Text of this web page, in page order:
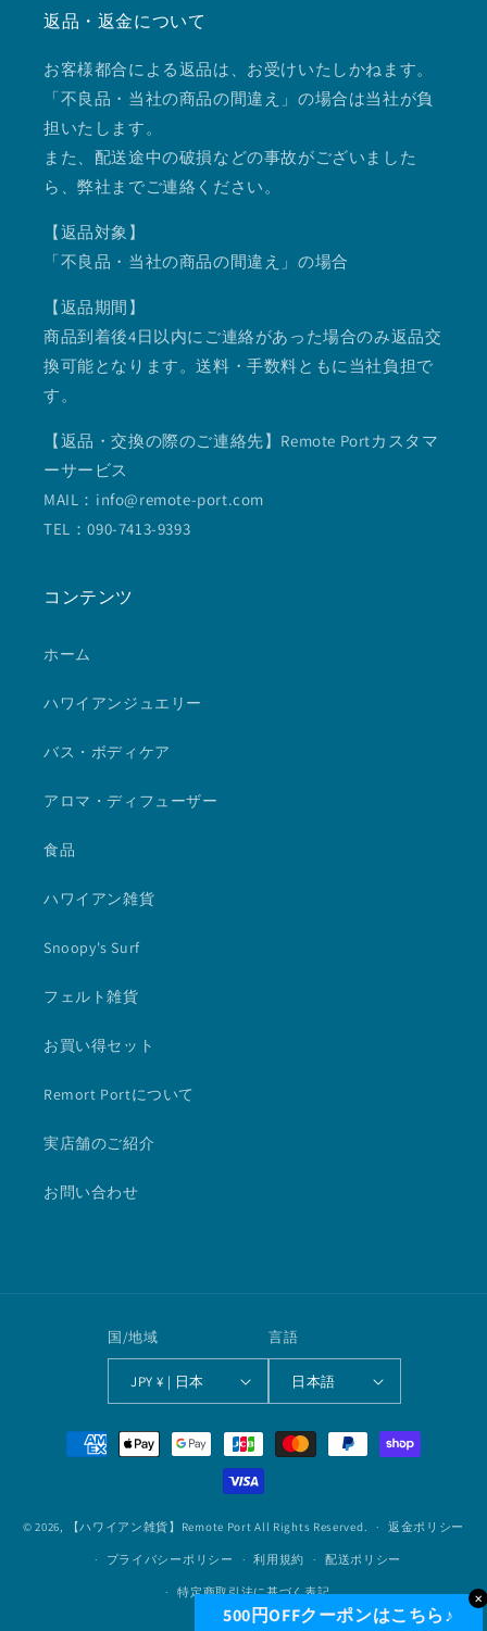
返品・返金について
お客様都合による返品は、お受けいたしかねます。
「不良品・当社の商品の間違え」の場合は当社が負
担いたします。
また、配送途中の破損などの事故がございました
ら、弊社までご連絡ください。
【返品対象】
「不良品・当社の商品の間違え」の場合
【返品期間】
商品到着後4日以内にご連絡があった場合のみ返品交
換可能となります。送料・手数料ともに当社負担で
す。
【返品・交換の際のご連絡先】Remote Portカスタマ
ーサービス
MAIL：info@remote-port.com
TEL：090-7413-9393
コンテンツ
ホーム
ハワイアンジュエリー
バス・ボディケア
アロマ・ディフューザー
食品
ハワイアン雑貨
Snoopy's Surf
フェルト雑貨
お買い得セット
Remort Portについて
実店舗のご紹介
お問い合わせ
国/地域
JPY ¥ | 日本
言語
日本語
法
© 2026, 【ハワイアン雑貨】Remote Port All Rights Reserved. 返金ポリシー
プライバシーポリシー 利用規約 配送ポリシー
特定商取引法に基づく表記 ✕
500円OFFクーポンはこちら♪